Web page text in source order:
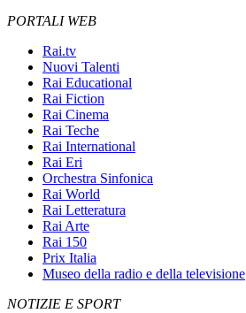
PORTALI WEB
Rai.tv
Nuovi Talenti
Rai Educational
Rai Fiction
Rai Cinema
Rai Teche
Rai International
Rai Eri
Orchestra Sinfonica
Rai World
Rai Letteratura
Rai Arte
Rai 150
Prix Italia
Museo della radio e della televisione
NOTIZIE E SPORT